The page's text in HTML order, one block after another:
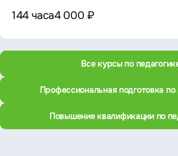
144 часа4 000 ₽
Все курсы по
Профессиональная подготовка по
Повышение квалификации по